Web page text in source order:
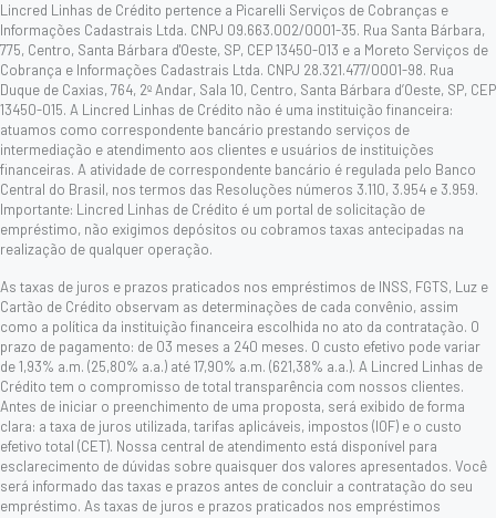
Lincred Linhas de Crédito pertence a Picarelli Serviços de Cobranças e
Informações Cadastrais Ltda. CNPJ 09.663.002/0001-35. Rua Santa Bárbara,
775, Centro, Santa Bárbara d'Oeste, SP, CEP 13450-013 e a Moreto Serviços de
Cobrança e Informações Cadastrais Ltda. CNPJ 28.321.477/0001-98. Rua
Duque de Caxias, 764, 2º Andar, Sala 10, Centro, Santa Bárbara d’Oeste, SP, CEP
13450-015. A Lincred Linhas de Crédito não é uma instituição financeira:
atuamos como correspondente bancário prestando serviços de
intermediação e atendimento aos clientes e usuários de instituições
financeiras. A atividade de correspondente bancário é regulada pelo Banco
Central do Brasil, nos termos das Resoluções números 3.110, 3.954 e 3.959.
Importante: Lincred Linhas de Crédito é um portal de solicitação de
empréstimo, não exigimos depósitos ou cobramos taxas antecipadas na
realização de qualquer operação.
As taxas de juros e prazos praticados nos empréstimos de INSS, FGTS, Luz e
Cartão de Crédito observam as determinações de cada convênio, assim
como a política da instituição financeira escolhida no ato da contratação. O
prazo de pagamento: de 03 meses a 240 meses. O custo efetivo pode variar
de 1,93% a.m. (25,80% a.a.) até 17,90% a.m. (621,38% a.a.). A Lincred Linhas de
Crédito tem o compromisso de total transparência com nossos clientes.
Antes de iniciar o preenchimento de uma proposta, será exibido de forma
clara: a taxa de juros utilizada, tarifas aplicáveis, impostos (IOF) e o custo
efetivo total (CET). Nossa central de atendimento está disponível para
esclarecimento de dúvidas sobre quaisquer dos valores apresentados. Você
será informado das taxas e prazos antes de concluir a contratação do seu
empréstimo. As taxas de juros e prazos praticados nos empréstimos